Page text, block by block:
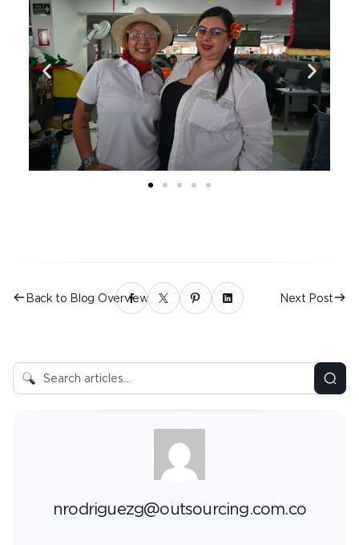
Back to Blog Overview Next Post
nrodriguezg@outsourcing.com.co